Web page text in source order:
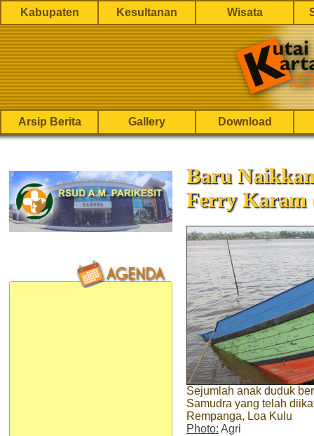
Kabupaten Kesultanan Wisata
Arsip Berita Gallery Download
Baru
Ferry Karam
Sejumlah anak duduk
Samudra yang telah
Rempanga, Loa Kulu
Photo: Agri